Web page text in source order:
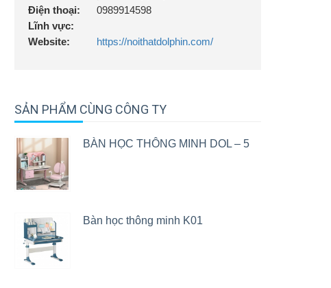
Điện thoại:
0989914598
Lĩnh vực:
Website:
https://noithatdolphin.com/
SẢN PHẨM CÙNG CÔNG TY
BÀN HỌC THÔNG MINH DOL – 5
Bàn học thông minh K01